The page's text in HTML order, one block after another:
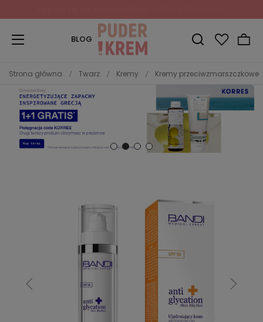
BLOG
Strona główna Twarz Kremy Kremy przeciwzmarszczkowe